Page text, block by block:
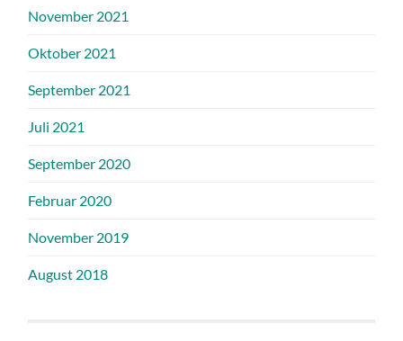
November 2021
Oktober 2021
September 2021
Juli 2021
September 2020
Februar 2020
November 2019
August 2018